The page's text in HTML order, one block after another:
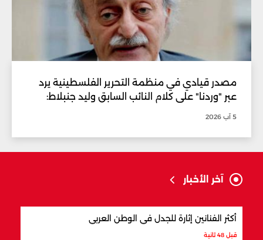
مصدر قيادي في منظمة التحرير الفلسطينية يرد
عبر "وردنا" على كلام النائب السابق وليد جنبلاط:
5 آب 2026
آخر الأخبار
أكثر الفنانين إثارة للجدل في الوطن العربي
قبل 48 ثانية